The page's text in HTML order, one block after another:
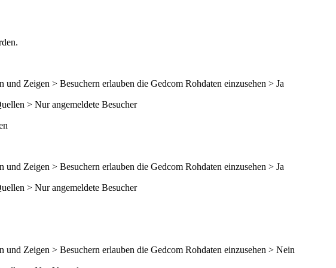
Zeigen > Besuchern erlauben die Gedcom Rohdaten einzusehen > Ja
> Nur angemeldete Besucher
Zeigen > Besuchern erlauben die Gedcom Rohdaten einzusehen > Ja
> Nur angemeldete Besucher
Zeigen > Besuchern erlauben die Gedcom Rohdaten einzusehen > Nein